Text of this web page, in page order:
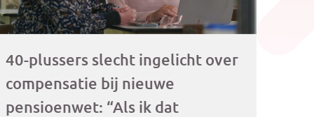
40-plussers slecht ingelicht over
compensatie bij nieuwe
pensioenwet: “Als ik dat